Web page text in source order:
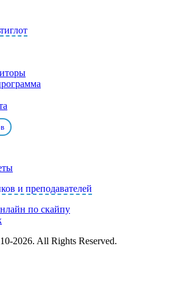
и преподавателей
по скайпу
2026. All Rights Reserved.